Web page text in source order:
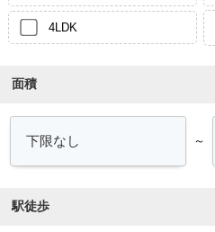
4LDK
面積
～
駅徒歩